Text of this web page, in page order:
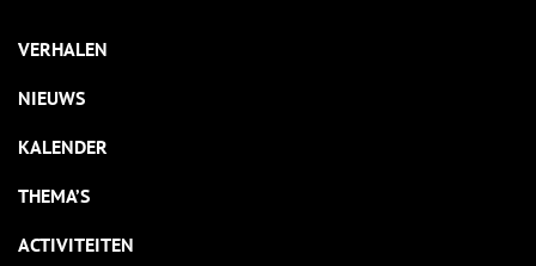
VERHALEN
NIEUWS
KALENDER
THEMA’S
ACTIVITEITEN